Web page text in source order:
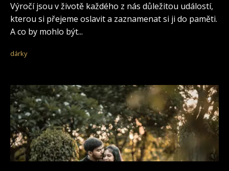
Výročí jsou v životě každého z nás důležitou událostí,
kterou si přejeme oslavit a zaznamenat si ji do paměti.
A co by mohlo být...
dárky